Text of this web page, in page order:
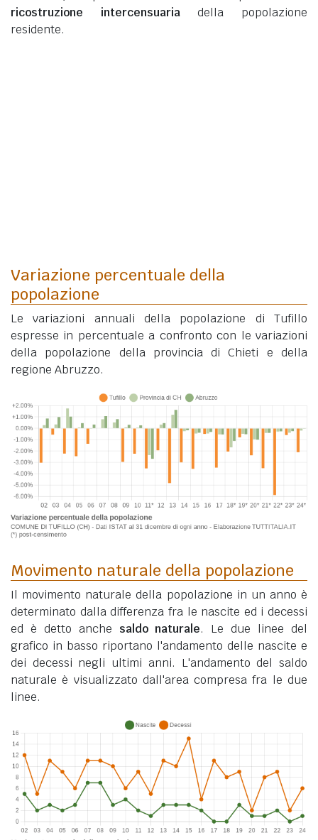
ricostruzione intercensuariadella popolazione
residente.
Variazione percentuale della
popolazione
Le variazioni annuali della popolazione di Tufillo
espresse in percentuale a confronto con le variazioni
della popolazione della provincia di Chieti e della
regione Abruzzo.
Movimento naturale della popolazione
Il movimento naturale della popolazione in un anno è
determinato dalla differenza fra le nascite ed i decessi
ed è detto anche saldo naturale. Le due linee del
grafico in basso riportano l'andamento delle nascite e
dei decessi negli ultimi anni. L'andamento del saldo
naturale è visualizzato dall'area compresa fra le due
linee.